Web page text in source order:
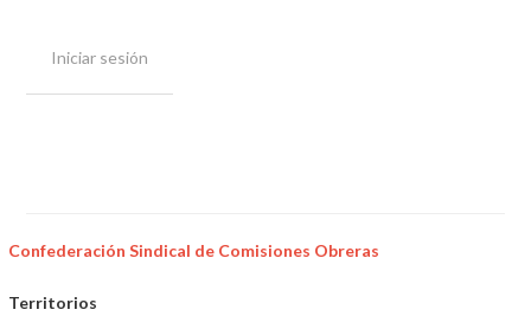
Iniciar sesión
Confederación Sindical de Comisiones Obreras
Territorios